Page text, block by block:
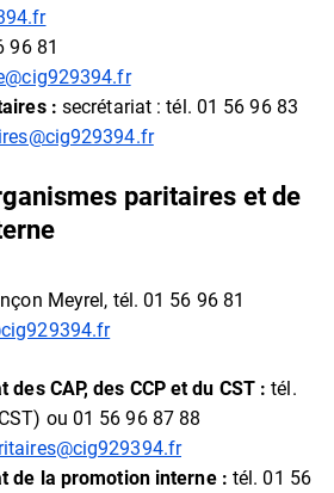
96 81
: secrétariat : tél. 01 56 96 83
paritaires et de
Meyrel, tél. 01 56 96 81
CAP, des CCP et du CST : tél.
ou 01 56 96 87 88
de la promotion interne : tél. 01 56